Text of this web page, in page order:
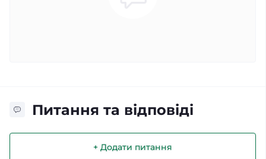
Питання та відповіді
+ Додати питання